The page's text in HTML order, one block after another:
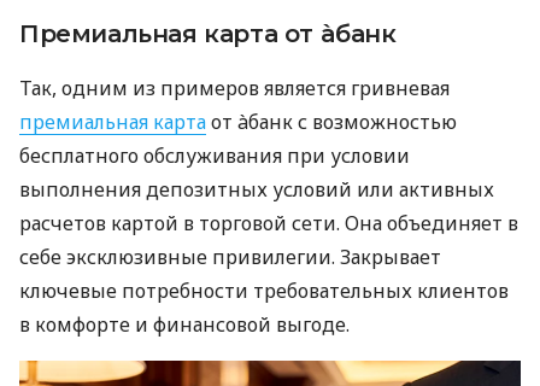
Премиальная карта от àбанк
Так, одним из примеров является гривневая
премиальная картаот àбанк с возможностью
бесплатного обслуживания при условии
выполнения депозитных условий или активных
расчетов картой в торговой сети. Она объединяет в
себе эксклюзивные привилегии. Закрывает
ключевые потребности требовательных клиентов
в комфорте и финансовой выгоде.